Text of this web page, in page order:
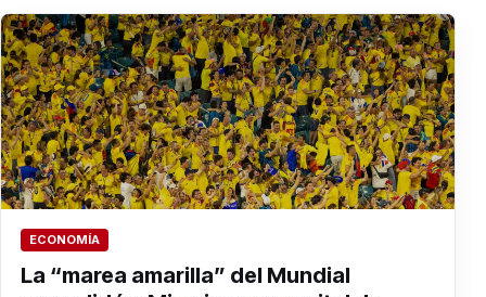
ECONOMÍA
La “marea amarilla” del Mundial